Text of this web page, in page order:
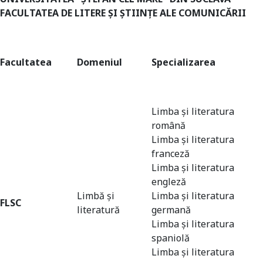
FACULTATEA DE LITERE ȘI ȘTIINȚE ALE COMUNICĂRII
Facultatea Domeniul Specializarea
FLSC
Limbă și
literatură
Limba și literatura
română
Limba și literatura
franceză
Limba și literatura
engleză
Limba și literatura
germană
Limba și literatura
spaniolă
Limba și literatura
Universitate acreditată